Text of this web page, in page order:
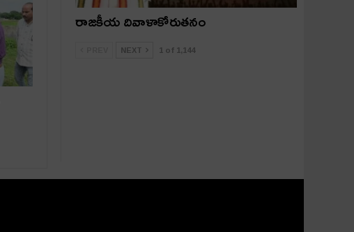
రాజకీయ దివాళాకోరుతనం
NEXT 1 of 1,144